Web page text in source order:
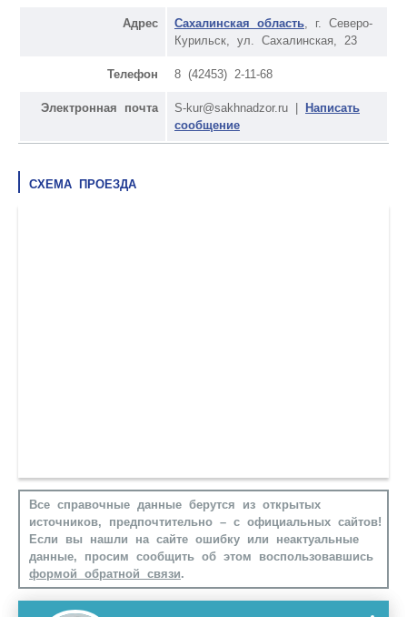
Адрес Сахалинская область , г. Северо-
Курильск, ул. Сахалинская, 23
Телефон 8 (42453) 2-11-68
Электронная почта S-kur@sakhnadzor.ru |
Написать
сообщение
СХЕМА ПРОЕЗДА
Все справочные данные берутся из открытых
источников, предпочтительно – с официальных сайтов!
Если вы нашли на сайте ошибку или неактуальные
данные, просим сообщить об этом воспользовавшись
формой обратной связи.